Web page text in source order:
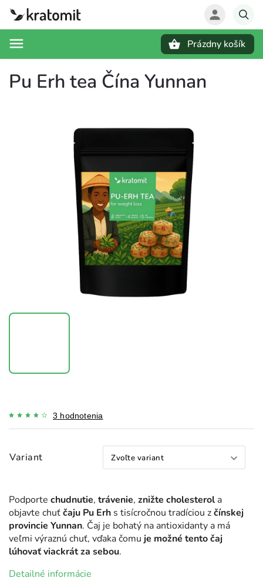
Prázdny košík
Pu Erh tea Čína Yunnan
3 hodnotenia
Variant
Podporte chudnutie, trávenie, znižte cholesterol a
objavte chuťčaju Pu Erh s tisícročnou tradíciou zčínskej
provincie Yunnan. Čaj je bohatý na antioxidanty a má
veľmi výraznú chuť, vďaka čomu je možné tento čaj
lúhovať viackrát za sebou.
Detailné informácie